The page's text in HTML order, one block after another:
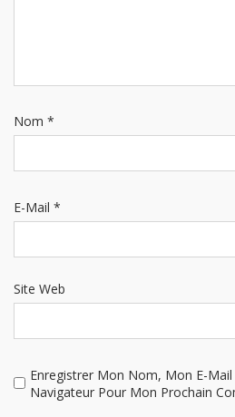
Nom *
E-Mail *
Site Web
Enregistrer Mon Nom, Mon E-
Navigateur Pour Mon Prochain